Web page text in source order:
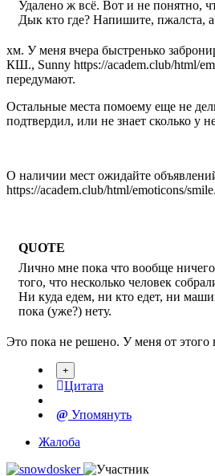
Удалено ж всё. Вот и не понятно,
Дык кто где? Напишите, пжалста,
хм. У меня вчера быстренько
КШ., Sunny https://academ.club/html/
передумают.
Остальные места помоему еще не
подтвердил, или не знает сколько у
О наличии мест ожидайте
https://academ.club/html/emoticons/
QUOTE
Лично мне пока что вообще
того, что несколько человек
Ни куда едем, ни кто едет, ни
пока (уже?) нету.
Это пока не решено. У меня от этого
Цитата
Упомянуть
Жалоба